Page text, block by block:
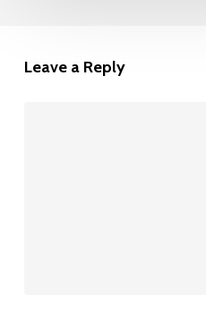
Leave a Reply